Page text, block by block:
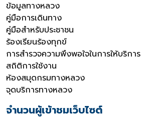
ข้อมูลทางหลวง
คู่มือการเดินทาง
คู่มือสำหรับประชาชน
ร้องเรียนร้องทุกข์
การสำรวจความพึงพอใจในการให้บริการ
สถิติการใช้งาน
ห้องสมุดกรมทางหลวง
จุดบริการทางหลวง
จำนวนผู้เข้าชมเว็บไซต์